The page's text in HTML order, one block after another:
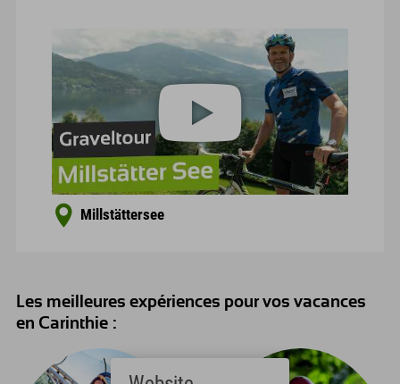
Millstättersee
Les meilleures expériences pour vos vacances
en Carinthie :